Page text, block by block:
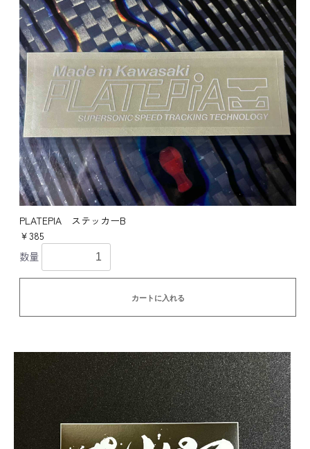
PLATEPIA ステッカーB
￥385
数量
カートに入れる